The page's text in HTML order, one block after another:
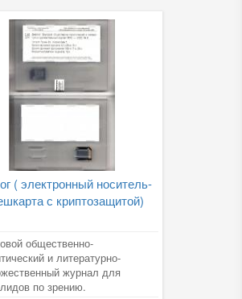
( электронный носитель-
с криптозащитой)
общественно-
и литературно-
журнал для
по зрению.